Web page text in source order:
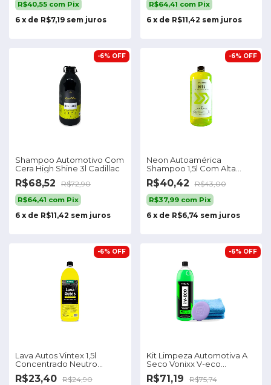
R$40,55 com Pix
6 x de R$7,19 sem juros
R$64,41 com Pix
6 x de R$11,42 sem juros
Shampoo Automotivo Com
Cera High Shine 3l Cadillac
-6% OFF
R$68,52 R$72,90
R$64,41 com Pix
6 x de R$11,42 sem juros
Neon Autoamérica
Shampoo 1,5l Com Alta
Diluição 1:400
-6% OFF
R$40,42 R$43,00
R$37,99 com Pix
6 x de R$6,74 sem juros
Lava Autos Vintex 1,5l
Concentrado Neutro
Shampoo Automotivo
-6% OFF
R$23,40 R$24,90
Kit Limpeza Automotiva A
Seco Vonixx V-eco
Concentrado 1.5l
-6% OFF
R$71,19 R$75,74